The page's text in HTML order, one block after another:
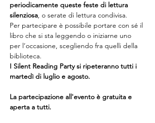
periodicamente queste feste di lettura
silenziosa, o serate di lettura condivisa.
Per partecipare è possibile portare con sé il
libro che si sta leggendo o iniziarne uno
per l’occasione, scegliendo fra quelli della
biblioteca.
I Silent Reading Party si ripeteranno tutti i
martedì di luglio e agosto.
La partecipazione all'evento è gratuita e
aperta a tutti.